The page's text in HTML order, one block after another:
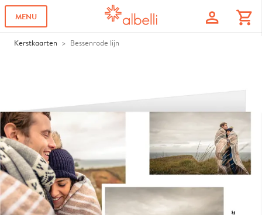
MENU profile shopping_cart
Kerstkaarten Bessenrode lijn